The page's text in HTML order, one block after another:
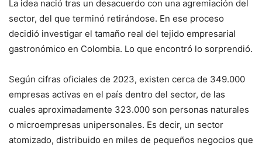
La idea nació tras un desacuerdo con una agremiación del
sector, del que terminó retirándose. En ese proceso
decidió investigar el tamaño real del tejido empresarial
gastronómico en Colombia. Lo que encontró lo sorprendió.
Según cifras oficiales de 2023, existen cerca de 349.000
empresas activas en el país dentro del sector, de las
cuales aproximadamente 323.000 son personas naturales
o microempresas unipersonales. Es decir, un sector
atomizado, distribuido en miles de pequeños negocios que